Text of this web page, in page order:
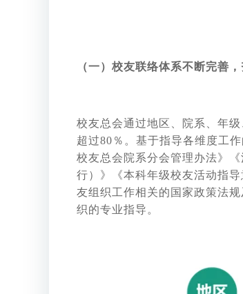
（一）校友联络体系不断完善
校友总会通过地区、院系、年
超过80％。基于指导各维度工
校友总会院系分会管理办法》
行）》《本科年级校友活动指
友组织工作相关的国家政策法
织的专业指导。